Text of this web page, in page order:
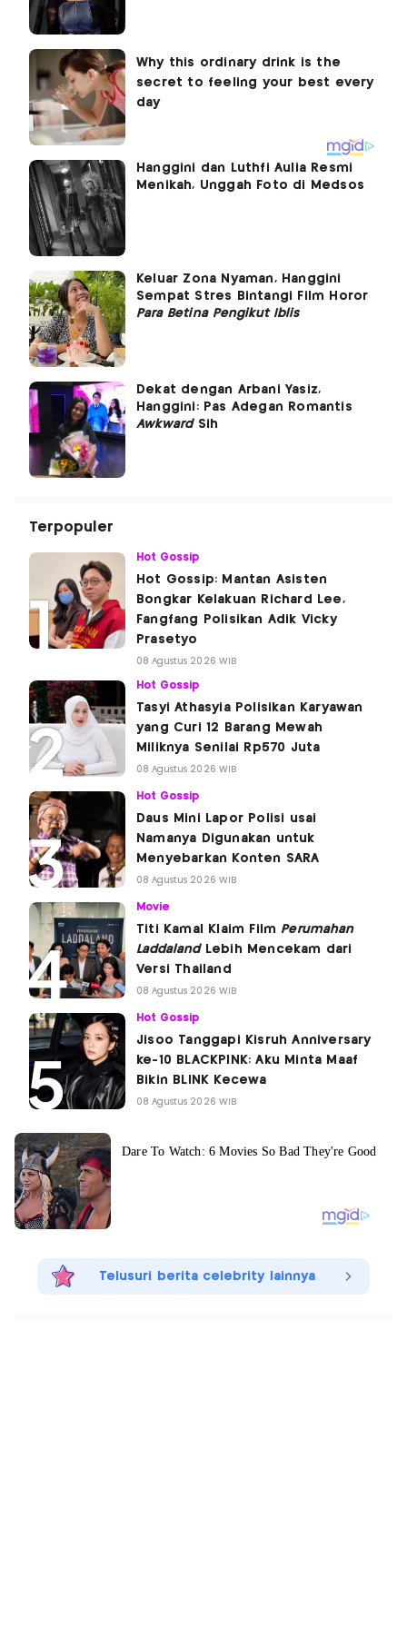
Hanggini dan Luthfi Aulia Resmi
Menikah, Unggah Foto di Medsos
Keluar Zona Nyaman, Hanggini
Sempat Stres Bintangi Film Horor
Para Betina Pengikut Iblis
Dekat dengan Arbani Yasiz,
Hanggini: Pas Adegan Romantis
AwkwardSih
Terpopuler
Hot Gossip
Hot Gossip: Mantan Asisten
Bongkar Kelakuan Richard Lee,
Fangfang Polisikan Adik Vicky
Prasetyo
08 Agustus 2026 WIB
Hot Gossip
Tasyi Athasyia Polisikan Karyawan
yang Curi 12 Barang Mewah
Miliknya Senilai Rp570 Juta
08 Agustus 2026 WIB
Hot Gossip
Daus Mini Lapor Polisi usai
Namanya Digunakan untuk
Menyebarkan Konten SARA
08 Agustus 2026 WIB
Movie
Titi Kamal Klaim Film Perumahan
LaddalandLebih Mencekam dari
Versi Thailand
08 Agustus 2026 WIB
Hot Gossip
Jisoo Tanggapi Kisruh Anniversary
ke-10 BLACKPINK: Aku Minta Maaf
Bikin BLINK Kecewa
08 Agustus 2026 WIB
Telusuri berita celebrity lainnya